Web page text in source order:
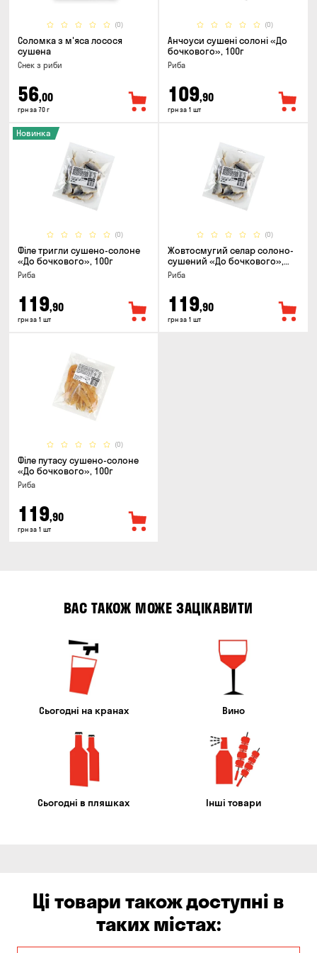
(0)
Соломка з м'яса лосося
сушена
Снек з риби
56,00
грн за 70 г
(0)
Анчоуси сушені солоні «До
бочкового», 100г
Риба
109,90
грн за 1 шт
(0)
Новинка
Філе тригли сушено-солоне
«До бочкового», 100г
Риба
119,90
грн за 1 шт
(0)
Жовтосмугий селар солоно-
сушений «До бочкового»,
100г
Риба
119,90
грн за 1 шт
(0)
Філе путасу сушено-солоне
«До бочкового», 100г
Риба
119,90
грн за 1 шт
ВАС ТАКОЖ МОЖЕ ЗАЦІКАВИТИ
Сьогодні на кранах Вино
Сьогодні в пляшках Інші товари
Ці товари також доступні в
таких містах: